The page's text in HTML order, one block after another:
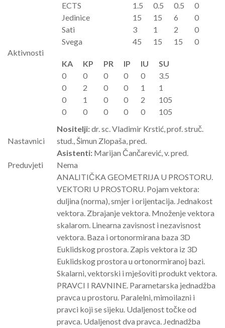
Aktivnosti
ECTS
Jedinice
Sati
Svega
1.5
15
3
45
0.5
15
1
15
0.5
6
2
15
0
0
0
0
KA
0
0
0
0
KP
0
2
1
0
PR
0
0
0
0
IP
0
0
0
0
IU
0
1
2
0
SU
3.5
1
105
105
Nastavnici
Nositelji:dr. sc. Vladimir Krstić, prof. struč.
stud., Šimun Zlopaša, pred.
Asistenti: Marijan Čančarević, v. pred.
Preduvjeti
Nema
ANALITIČKA GEOMETRIJA U PROSTORU.
VEKTORI U PROSTORU. Pojam vektora:
duljina (norma), smjer i orijentacija. Jednakost
vektora. Zbrajanje vektora. Množenje vektora
skalarom. Linearna zavisnost i nezavisnost
vektora. Baza i ortonormirana baza 3D
Euklidskog prostora. Zapis vektora iz 3D
Euklidskog prostora u ortonormiranoj bazi.
Skalarni, vektorski i mješoviti produkt vektora.
PRAVCI I RAVNINE. Parametarska jednadžba
pravca u prostoru. Paralelni, mimoilazni i
pravci koji se sijeku. Udaljenost točke od
pravca. Udaljenost dva pravca. Jednadžba